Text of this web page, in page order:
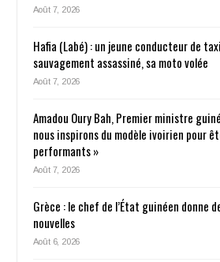
Août 7, 2026
Hafia (Labé) : un jeune conducteur de
sauvagement assassiné, sa moto volée
Août 7, 2026
Amadou Oury Bah, Premier ministre
nous inspirons du modèle ivoirien pour
performants »
Août 7, 2026
Grèce : le chef de l’État guinéen donne
nouvelles
Août 6, 2026